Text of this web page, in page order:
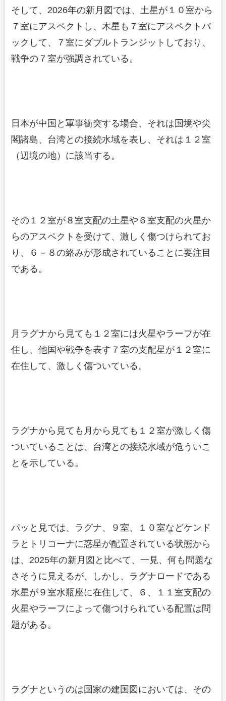
そして、2026年の新月図では、土星が１０室から
７室にアスペクトし、木星も７室にアスペクトバ
ックして、７室にダブルトランジットしており、
戦争の７室が強調されている。
日本が中国と軍事衝突する場合、それは国境や尖
閣諸島、台湾との接続水域を表し、それは１２室
（辺境の地）に該当する。
その１２室が８室支配の土星や６室支配の火星か
らのアスペクトを受けて、激しく傷つけられてお
り、６－８の絡みが形成されていることに要注目
である。
月ラグナから見ても１２室には火星やラーフが在
住し、他国や戦争を表す７室の支配星が１２室に
在住して、激しく傷ついている。
ラグナから見ても月から見ても１２室が激しく傷
ついていることは、台湾との接続水域が危ういこ
とを示している。
パッと見では、ラグナ、９室、１０室などケンド
ラとトリコーナに惑星が配置されている状態から
は、2025年の新月図と比べて、一見、何も問題な
さそうに見えるが、しかし、ラグナロードである
水星が９室水瓶座に在住して、６、１１室支配の
火星やラーフによって傷つけられている配置は問
題がある。
ラグナというのは国家の建国図においては、その